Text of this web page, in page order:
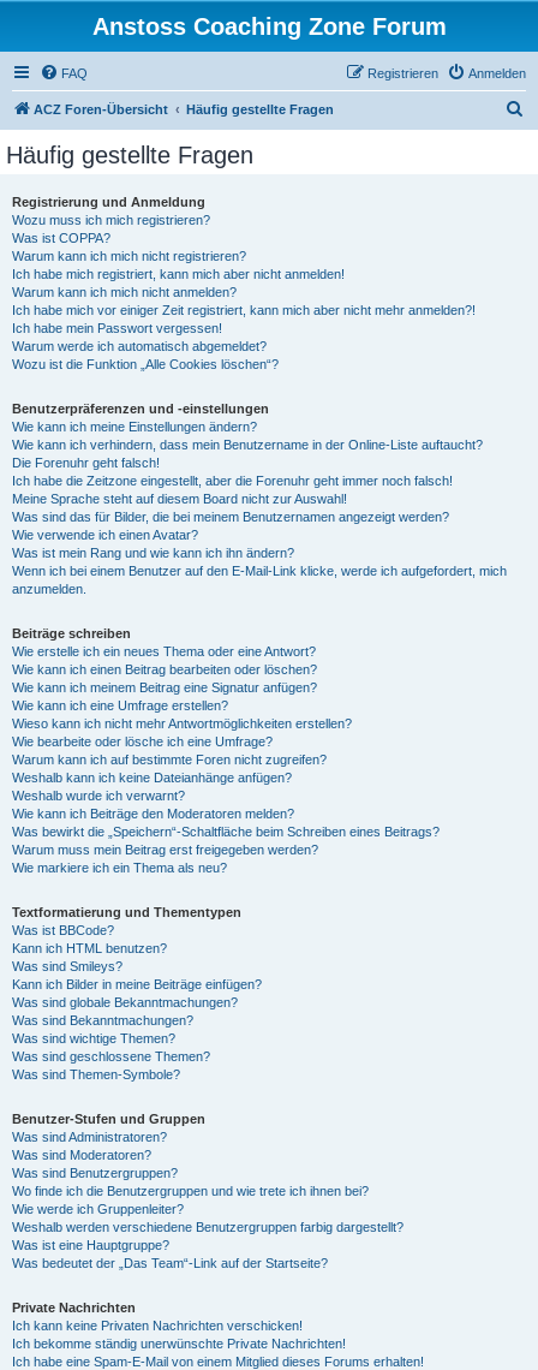
Anstoss Coaching Zone Forum
FAQ Anmelden
Registrieren
ACZ Foren-Übersicht Häufig gestellte Fragen
Häufig gestellte Fragen
Registrierung und Anmeldung
Wozu muss ich mich registrieren?
Was ist COPPA?
Warum kann ich mich nicht registrieren?
Ich habe mich registriert, kann mich aber nicht anmelden!
Warum kann ich mich nicht anmelden?
Ich habe mich vor einiger Zeit registriert, kann mich aber nicht mehr anmelden?!
Ich habe mein Passwort vergessen!
Warum werde ich automatisch abgemeldet?
Wozu ist die Funktion „Alle Cookies löschen“?
Benutzerpräferenzen und -einstellungen
Wie kann ich meine Einstellungen ändern?
Wie kann ich verhindern, dass mein Benutzername in der Online-Liste auftaucht?
Die Forenuhr geht falsch!
Ich habe die Zeitzone eingestellt, aber die Forenuhr geht immer noch falsch!
Meine Sprache steht auf diesem Board nicht zur Auswahl!
Was sind das für Bilder, die bei meinem Benutzernamen angezeigt werden?
Wie verwende ich einen Avatar?
Was ist mein Rang und wie kann ich ihn ändern?
Wenn ich bei einem Benutzer auf den E-Mail-Link klicke, werde ich aufgefordert, mich
anzumelden.
Beiträge schreiben
Wie erstelle ich ein neues Thema oder eine Antwort?
Wie kann ich einen Beitrag bearbeiten oder löschen?
Wie kann ich meinem Beitrag eine Signatur anfügen?
Wie kann ich eine Umfrage erstellen?
Wieso kann ich nicht mehr Antwortmöglichkeiten erstellen?
Wie bearbeite oder lösche ich eine Umfrage?
Warum kann ich auf bestimmte Foren nicht zugreifen?
Weshalb kann ich keine Dateianhänge anfügen?
Weshalb wurde ich verwarnt?
Wie kann ich Beiträge den Moderatoren melden?
Was bewirkt die „Speichern“-Schaltfläche beim Schreiben eines Beitrags?
Warum muss mein Beitrag erst freigegeben werden?
Wie markiere ich ein Thema als neu?
Textformatierung und Thementypen
Was ist BBCode?
Kann ich HTML benutzen?
Was sind Smileys?
Kann ich Bilder in meine Beiträge einfügen?
Was sind globale Bekanntmachungen?
Was sind Bekanntmachungen?
Was sind wichtige Themen?
Was sind geschlossene Themen?
Was sind Themen-Symbole?
Benutzer-Stufen und Gruppen
Was sind Administratoren?
Was sind Moderatoren?
Was sind Benutzergruppen?
Wo finde ich die Benutzergruppen und wie trete ich ihnen bei?
Wie werde ich Gruppenleiter?
Weshalb werden verschiedene Benutzergruppen farbig dargestellt?
Was ist eine Hauptgruppe?
Was bedeutet der „Das Team“-Link auf der Startseite?
Private Nachrichten
Ich kann keine Privaten Nachrichten verschicken!
Ich bekomme ständig unerwünschte Private Nachrichten!
Ich habe eine Spam-E-Mail von einem Mitglied dieses Forums erhalten!